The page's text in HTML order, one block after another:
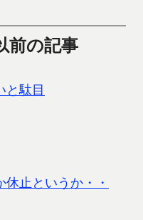
前の記事
と駄目
止というか・・